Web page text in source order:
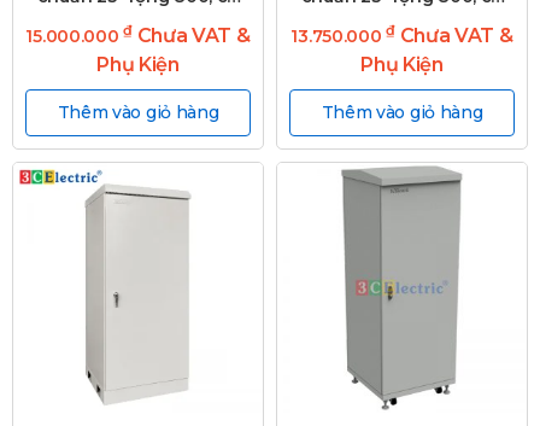
chuyển đổi 19″
15.000.000₫Chưa VAT &
Phụ Kiện
Thêm vào giỏ hàng
chuyển đổi 19″
13.750.000₫Chưa VAT &
Phụ Kiện
Thêm vào giỏ hàng